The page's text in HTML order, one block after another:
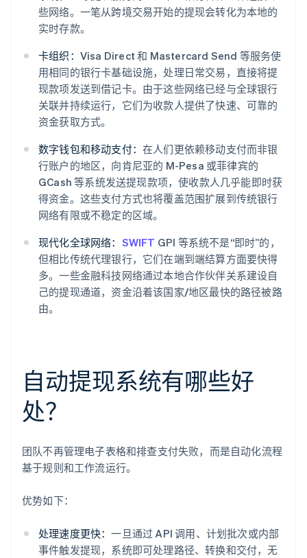
些网络。一笔从跨境交易开始的提现会转化为本地的
实时存款。
卡组织： Visa Direct 和 Mastercard Send 等服务使
用相同的银行卡基础设施，处理日常交易，直接将提
现款项发送到借记卡。由于这些网络已经与全球银行
关联并持续运行，它们为收款人提供了快速、可靠的
资金获取方式。
数字钱包和移动支付： 在人们更依赖移动支付而非银
行账户的地区，向肯尼亚的 M-Pesa 或菲律宾的
GCash 等系统发送提现款项，使收款人几乎能即时获
得资金。这些支付方式也将覆盖范围扩展到传统银行
网络有限或不稳定的区域。
现代化全球网络： SWIFT GPI 等系统不是“即时”的，
但相比传统代理银行，它们在端到端结算方面要快得
多。一些金融科技网络通过本地合作伙伴关系建设自
己的提现通道，资金沿着该国家/地区最快的路径被路
由。
自动提现系统有哪些好
处？
团队不再管理电子表格和排查支付失败，而是自动化流程
基于规则和工作流运行。
优势如下：
处理速度更快：一旦通过 API 调用、计划批次或内部
事件触发提现，系统即可处理路径、转换和交付，无